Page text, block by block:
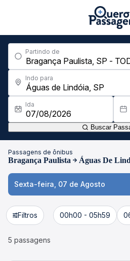
Partindo de
Indo para
Ida
Buscar
Passagens de ônibus
Bragança Paulista Águas De
Sexta-feira, 07 de Agosto
Filtros 00h00 - 05h59
5 passagens